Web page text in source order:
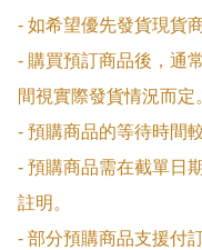
- 如希望優先發貨現貨
- 購買預訂商品後，通
間視實際發貨情況而定
- 預購商品的等待時間
- 預購商品需在截單日
註明。
- 部分預購商品支援付